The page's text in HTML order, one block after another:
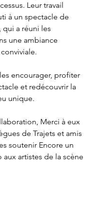
Leur travail
à un spectacle de
a réuni les
une ambiance
encourager, profiter
et redécouvrir la
unique.
Merci à eux
de Trajets et amis
soutenir Encore un
aux artistes de la scène